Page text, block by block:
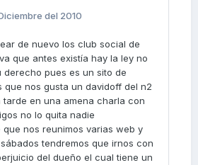
del 2010
de nuevo los club social de
que antes existía hay la ley no
derecho pues es un sito de
que nos gusta un davidoff del n2
tarde en una amena charla con
no lo quita nadie
que nos reunimos varias web y
tendremos que irnos con
del dueño el cual tiene un